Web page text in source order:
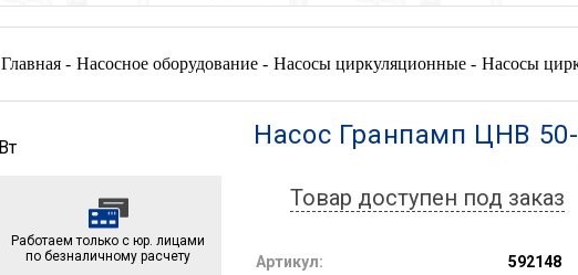
Главная - Насосное оборудование - Насосы циркуляционные - Насосы
Работаем только с юр. лицами
по безналичному расчету
Насос Гранпамп ЦНВ
Товар доступен под заказ
Артикул:
592148